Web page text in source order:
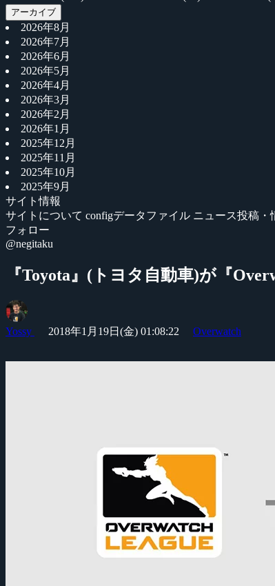
アーカイブ
2026年8月
2026年7月
2026年6月
2026年5月
2026年4月
2026年3月
2026年2月
2026年1月
2025年12月
2025年11月
2025年10月
2025年9月
サイト情報
サイトについて configデータファイル ニュース投稿・
フォロー
@negitaku
『Toyota』(トヨタ自動車)が『
Yossy 2018年1月19日(金) 01:08:22 Overwatch